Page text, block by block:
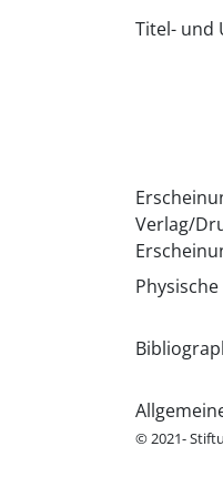
Titel- und
Verlag/
© 2021-